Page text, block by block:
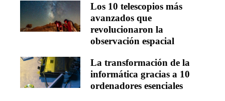
Los 10 telescopios más
avanzados que
revolucionaron la
observación espacial
La transformación de la
informática gracias a 10
ordenadores esenciales